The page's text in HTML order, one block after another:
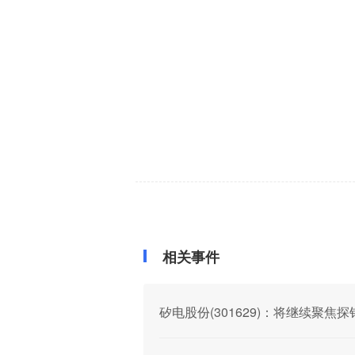
相关事件
矽电股份(301629)：将继续聚焦探